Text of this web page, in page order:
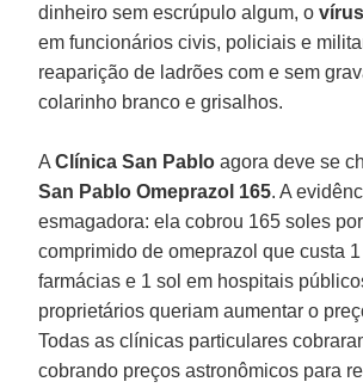
dinheiro sem escrúpulo algum, o
em funcionários civis, policiais e
reaparição de ladrões com e sem
colarinho branco e grisalhos.
AClínica San Pablo agora deve se
San Pablo Omeprazol 165. A
esmagadora: ela cobrou 165 soles
comprimido de omeprazol que custa
farmácias e 1 sol em hospitais
proprietários queriam aumentar o
Todas as clínicas particulares
cobrando preços astronômicos para